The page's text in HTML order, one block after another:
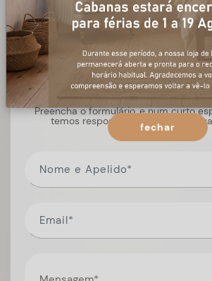
+
Preencha o formulário, e num curto
temos respostas para todas as
fechar